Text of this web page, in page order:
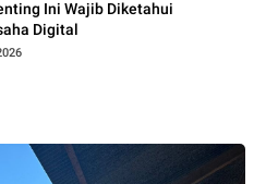
Ini Wajib Diketahui
Digital